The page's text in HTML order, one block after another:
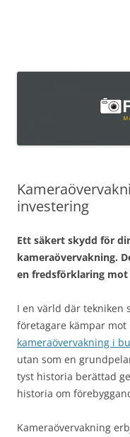
investering
Ett säkert skydd för
kameraövervakning.
en fredsförklaring
I en värld där tekniken
företagare kämpar
kameraövervakning i
utan som en
tyst historia berättad
historia om
Kameraövervakning